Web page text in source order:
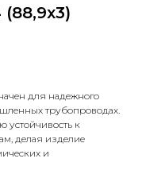
для надежного
трубопроводах.
устойчивость к
делая изделие
и